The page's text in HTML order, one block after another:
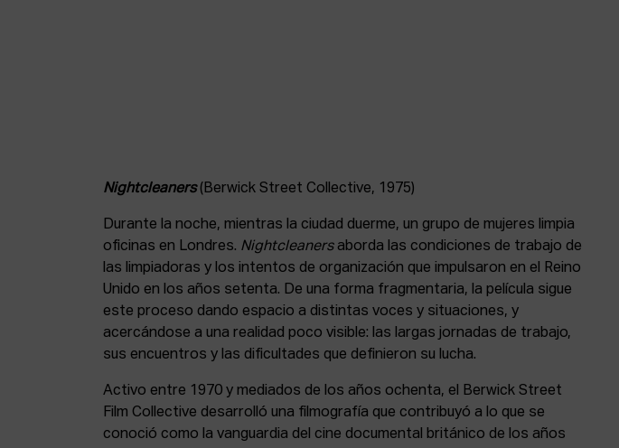
Nightcleaners(Berwick Street Collective, 1975)
Durante la noche, mientras la ciudad duerme, un grupo de mujeres limpia
oficinas en Londres. Nightcleaners aborda las condiciones de trabajo de
las limpiadoras y los intentos de organización que impulsaron en el Reino
Unido en los años setenta. De una forma fragmentaria, la película sigue
este proceso dando espacio a distintas voces y situaciones, y
acercándose a una realidad poco visible: las largas jornadas de trabajo,
sus encuentros y las dificultades que definieron su lucha.
Activo entre 1970 y mediados de los años ochenta, el Berwick Street
Film Collective desarrolló una filmografía que contribuyó a lo que se
conoció como la vanguardia del cine documental británico de los años